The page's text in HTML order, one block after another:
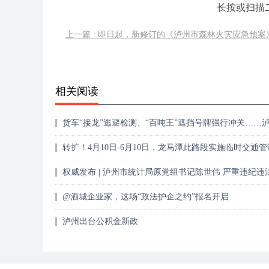
长按或扫描
上一篇 : 即日起，新修订的《泸州市森林火灾应急预案
相关阅读
货车“接龙”逃避检测、“百吨王”遮挡号牌强行冲关……
转扩！4月10日-6月10日，龙马潭此路段实施临时交通管
权威发布 | 泸州市统计局原党组书记陈世伟 严重违纪违
@酒城企业家，这场“政法护企之约”报名开启
泸州出台公积金新政